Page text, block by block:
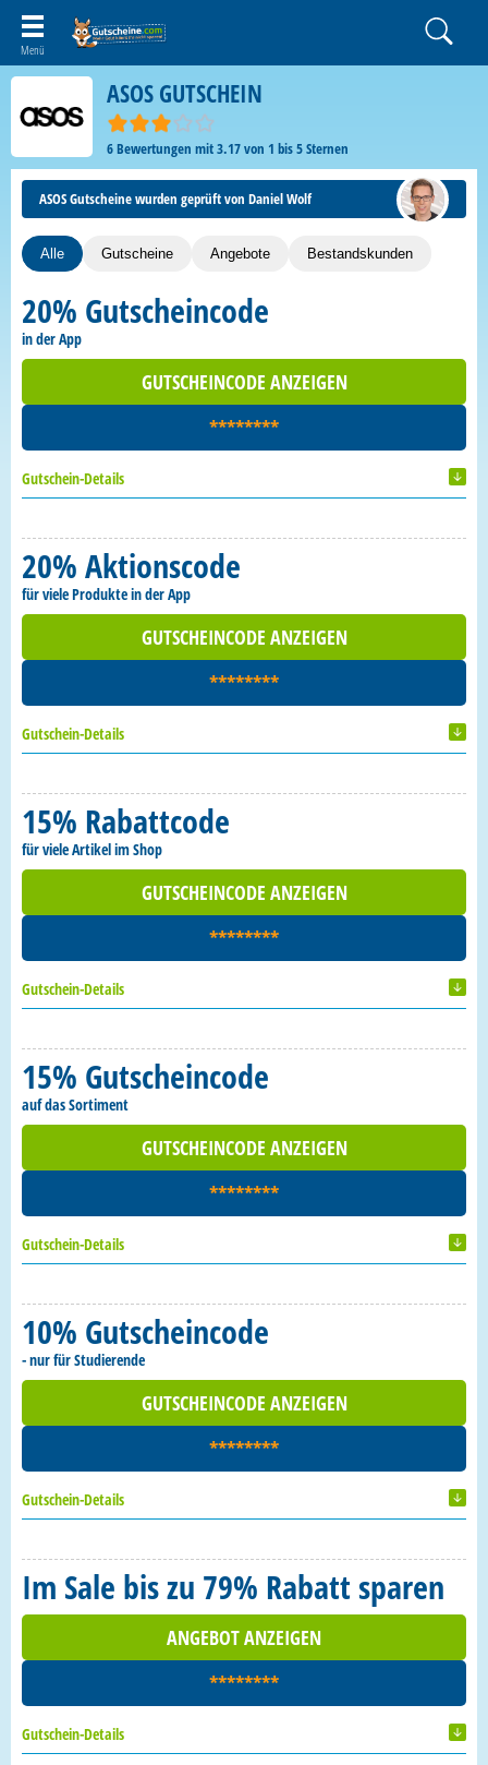
ASOS GUTSCHEIN
6Bewertungen mit3.17von 1 bis5Sternen
ASOS Gutscheine wurden geprüft von Daniel Wolf
Alle Gutscheine Angebote Bestandskunden
20% Gutscheincode
in der App
GUTSCHEINCODE ANZEIGEN
********
Gutschein-Details
20% Aktionscode
für viele Produkte in der App
GUTSCHEINCODE ANZEIGEN
********
Gutschein-Details
15% Rabattcode
für viele Artikel im Shop
GUTSCHEINCODE ANZEIGEN
********
Gutschein-Details
15% Gutscheincode
auf das Sortiment
GUTSCHEINCODE ANZEIGEN
********
Gutschein-Details
10% Gutscheincode
- nur für Studierende
GUTSCHEINCODE ANZEIGEN
********
Gutschein-Details
Im Sale bis zu 79% Rabatt sparen
ANGEBOT ANZEIGEN
********
Gutschein-Details